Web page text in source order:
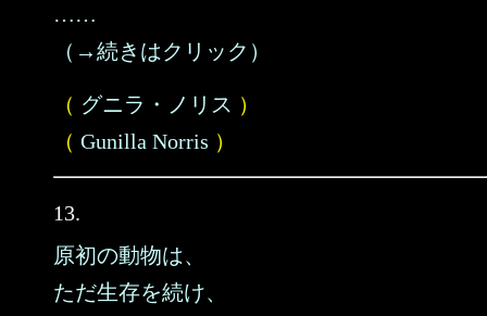
……
（→続きはクリック）
（ グニラ・ノリス ）
（ Gunilla Norris ）
13.
原初の動物は、
ただ生存を続け、